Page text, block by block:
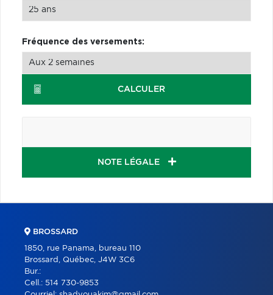
Fréquence des versements:
CALCULER
NOTE LÉGALE
BROSSARD
1850, rue Panama, bureau 110
Brossard, Québec, J4W 3C6
Bur.:
Cell.: 514 730-9853